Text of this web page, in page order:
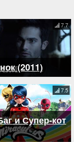
(2011)
7.7
и Супер-кот
7.5